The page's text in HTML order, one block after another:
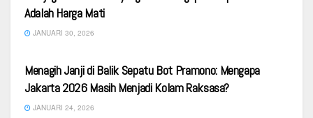
Adalah Harga Mati
JANUARI 30, 2026
Menagih Janji di Balik Sepatu Bot Pramono: Mengapa
Jakarta 2026 Masih Menjadi Kolam Raksasa?
JANUARI 24, 2026